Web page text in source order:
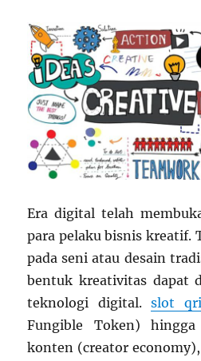
Era digital telah
para pelaku bisnis kreatif.
pada seni atau desain
bentuk kreativitas dapat
teknologi digital.slot
Fungible Token)
konten (creator